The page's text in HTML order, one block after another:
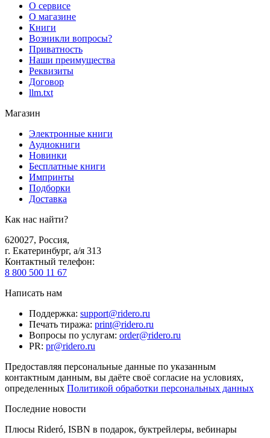
О сервисе
О магазине
Книги
Возникли вопросы?
Приватность
Наши преимущества
Реквизиты
Договор
llm.txt
Магазин
Электронные книги
Аудиокниги
Новинки
Бесплатные книги
Импринты
Подборки
Доставка
Как нас найти?
620027, Россия,
г. Екатеринбург, а/я 313
Контактный телефон:
8 800 500 11 67
Написать нам
Поддержка: support@ridero.ru
Печать тиража: print@ridero.ru
Вопросы по услугам: order@ridero.ru
PR: pr@ridero.ru
Предоставляя персональные данные по указанным
контактным данным, вы даёте своё согласие на условиях,
определенных Политикой обработки персональных данных
Последние новости
Плюсы Rideró, ISBN в подарок, буктрейлеры, вебинары